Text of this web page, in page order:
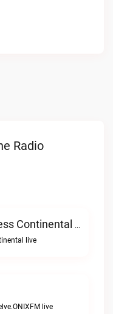
Radio
Radio Télé Express Continental Live
live
live